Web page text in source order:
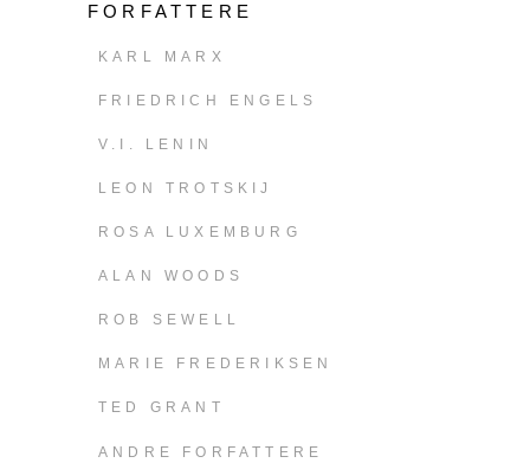
FORFATTERE
KARL MARX
FRIEDRICH ENGELS
V.I. LENIN
LEON TROTSKIJ
ROSA LUXEMBURG
ALAN WOODS
ROB SEWELL
MARIE FREDERIKSEN
TED GRANT
ANDRE FORFATTERE